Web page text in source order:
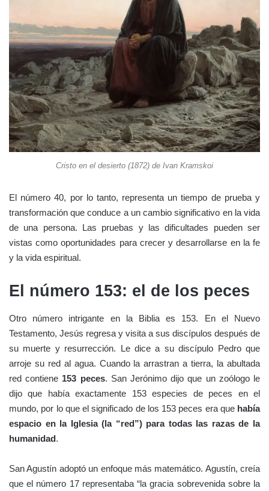
Cristo en el desierto (1872) de Ivan Kramskoi
El número 40, por lo tanto, representa un tiempo de prueba y
transformación que conduce a un cambio significativo en la vida
de una persona. Las pruebas y las dificultades pueden ser
vistas como oportunidades para crecer y desarrollarse en la fe
y la vida espiritual.
El número 153: el de los peces
Otro número intrigante en la Biblia es 153. En el Nuevo
Testamento, Jesús regresa y visita a sus discípulos después de
su muerte y resurrección. Le dice a su discípulo Pedro que
arroje su red al agua. Cuando la arrastran a tierra, la abultada
red contiene 153 peces. San Jerónimo dijo que un zoólogo le
dijo que había exactamente 153 especies de peces en el
mundo, por lo que el significado de los 153 peces era que había
espacio en la Iglesia (la “red”) para todas las razas de la
humanidad.
San Agustín adoptó un enfoque más matemático. Agustín, creía
que el número 17 representaba “la gracia sobrevenida sobre la